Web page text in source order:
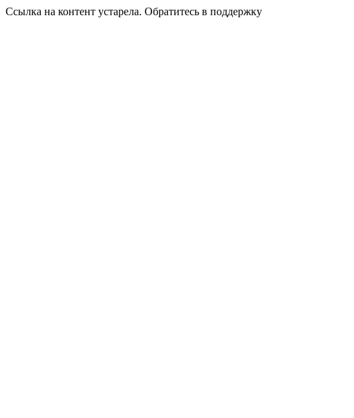
Ссылка на контент устарела. Обратитесь в поддержку